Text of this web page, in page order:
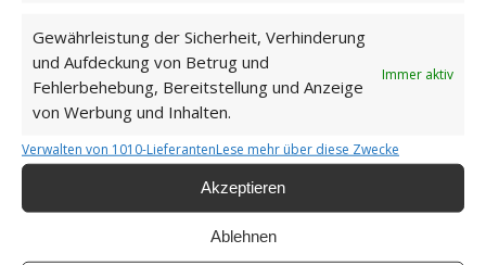
Gewährleistung der Sicherheit, Verhinderung
und Aufdeckung von Betrug und
Fehlerbehebung, Bereitstellung und Anzeige
von Werbung und Inhalten.
Immer aktiv
Verwalten von 1010-LieferantenLese mehr über diese Zwecke
Akzeptieren
Ablehnen
Internationaler Tag des
Spielens
WICHTEL-NEWS